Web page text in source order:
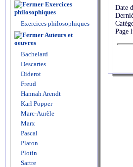
Exercices
philosophiques
Exercices philosophiques
Auteurs et
oeuvres
Bachelard
Descartes
Diderot
Freud
Hannah Arendt
Karl Popper
Marc-Aurèle
Marx
Pascal
Platon
Plotin
Sartre
Date
Page